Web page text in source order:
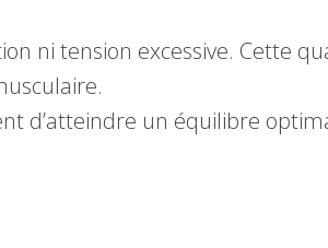
ni tension excessive. Cette
d’atteindre un équilibre